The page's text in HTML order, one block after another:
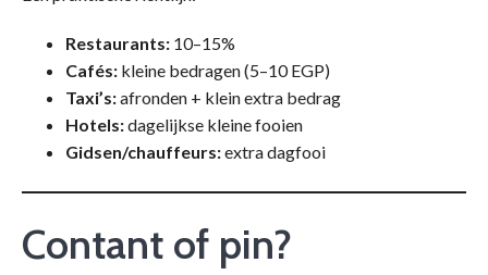
Restaurants: 10–15%
Cafés: kleine bedragen (5–10 EGP)
Taxi’s:afronden + klein extra bedrag
Hotels:dagelijkse kleine fooien
Gidsen/chauffeurs:extra dagfooi
Contant of pin?